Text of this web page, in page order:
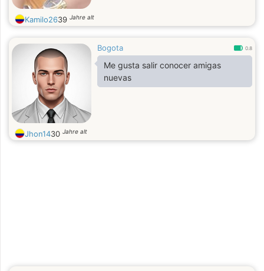
Kamilo2639 Jahre alt
Bogota 0.8
Me gusta salir conocer amigas
nuevas
Jhon1430 Jahre alt